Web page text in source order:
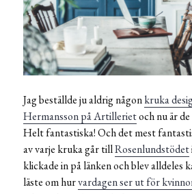
Jag beställde ju aldrig någonkruka
Hermansson på Artillerietoch nu är
Helt fantastiska! Och det mest
av varje kruka går tillRosenlundstödet
klickade in på länken och blev alldeles
läste om hurvardagen ser ut för